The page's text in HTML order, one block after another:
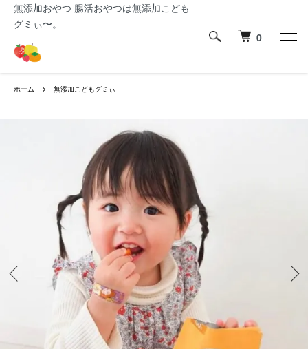
無添加おやつ 腸活おやつは無添加こども
グミぃ〜。
0
ホーム 無添加こどもグミぃ